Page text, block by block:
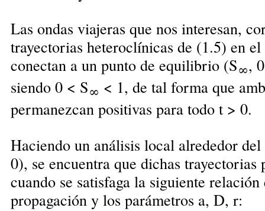
Las ondas viajeras que nos interesan,
trayectorias heteroclínicas de (1.5) en
conectan a un punto de equilibrio (S∞,
siendo 0 < S∞ < 1, de tal forma que
permanezcan positivas para todo t > 0.
Haciendo un análisis local alrededor
0), se encuentra que dichas
cuando se satisfaga la siguiente
propagación y los parámetros a, D, r: